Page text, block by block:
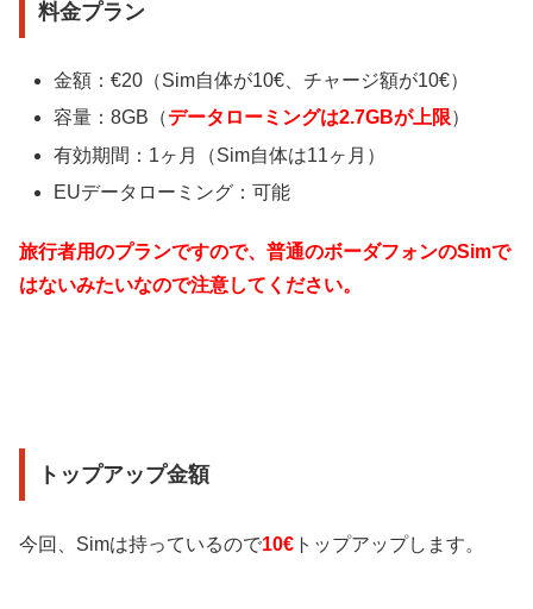
料金プラン
金額：€20（Sim自体が10€、チャージ額が10€）
容量：8GB（データローミングは2.7GBが上限）
有効期間：1ヶ月（Sim自体は11ヶ月）
EUデータローミング：可能
旅行者用のプランですので、普通のボーダフォンのSimで
はないみたいなので注意してください。
トップアップ金額
今回、Simは持っているので10€ トップアップします。